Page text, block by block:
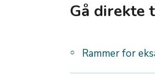
Gå direkte
Rammer for